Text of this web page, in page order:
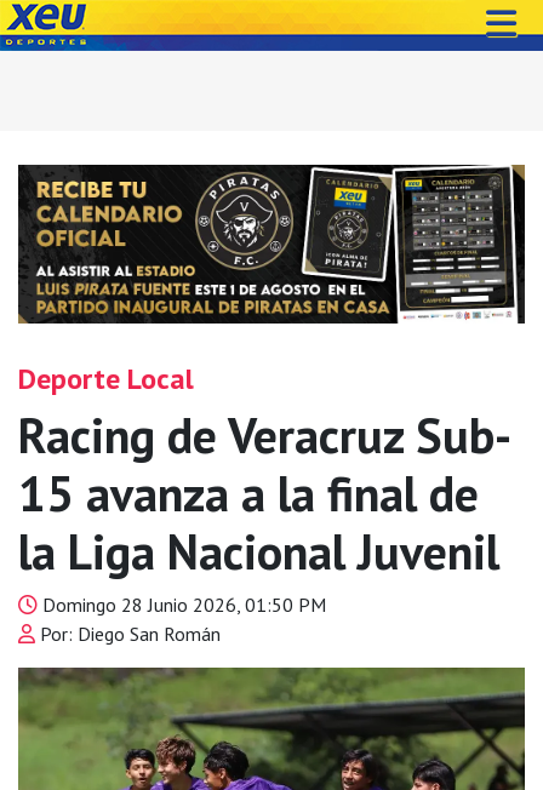
Deporte Local
Racing de Veracruz Sub-
15 avanza a la final de
la Liga Nacional Juvenil
Domingo 28 Junio 2026, 01:50 PM
Por: Diego San Román